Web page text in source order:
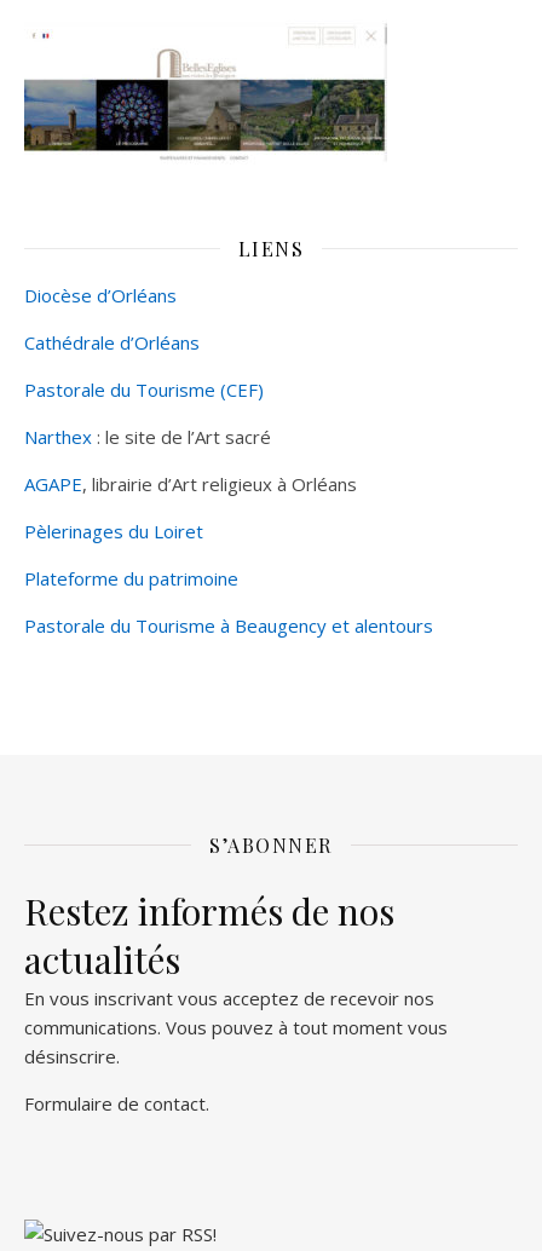
LIENS
Diocèse d’Orléans
Cathédrale d’Orléans
Pastorale du Tourisme (CEF)
Narthex : le site de l’Art sacré
AGAPE, librairie d’Art religieux à Orléans
Pèlerinages du Loiret
Plateforme du patrimoine
Pastorale du Tourisme à Beaugency et alentours
S’ABONNER
Restez informés de nos
actualités
En vous inscrivant vous acceptez de recevoir nos
communications. Vous pouvez à tout moment vous
désinscrire.
Formulaire de contact.